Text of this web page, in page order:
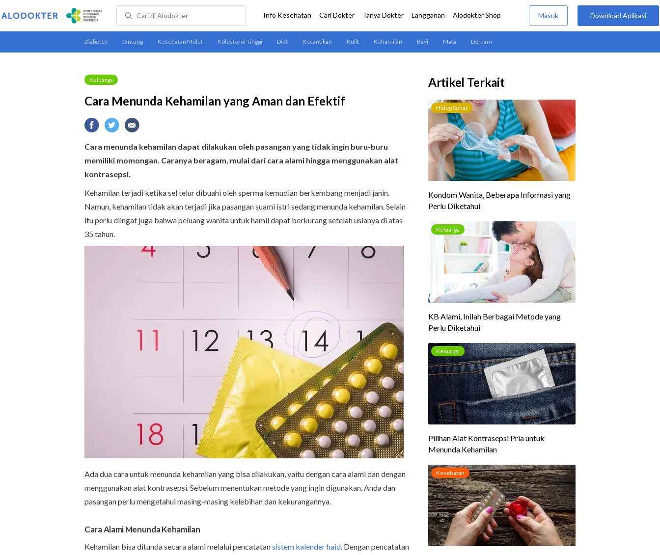
Keluarga
Cara Menunda Kehamilan yang Aman dan Efektif
Cara menunda kehamilan dapat dilakukan oleh pasangan yang tidak ingin buru-buru
memiliki momongan. Caranya beragam, mulai dari cara alami hingga menggunakan alat
kontrasepsi.
Kehamilan terjadi ketika sel telur dibuahi oleh sperma kemudian berkembang menjadi janin.
Namun, kehamilan tidak akan terjadi jika pasangan suami istri sedang menunda kehamilan. Selain
itu perlu diingat juga bahwa peluang wanita untuk hamil dapat berkurang setelah usianya di atas
35 tahun.
Ada dua cara untuk menunda kehamilan yang bisa dilakukan, yaitu dengan cara alami dan dengan
menggunakan alat kontrasepsi. Sebelum menentukan metode yang ingin digunakan, Anda dan
pasangan perlu mengetahui masing-masing kelebihan dan kekurangannya.
Cara Alami Menunda Kehamilan
Kehamilan bisa ditunda secara alami melalui pencatatansistem kalender haid. Dengan pencatatan
Artikel Terkait